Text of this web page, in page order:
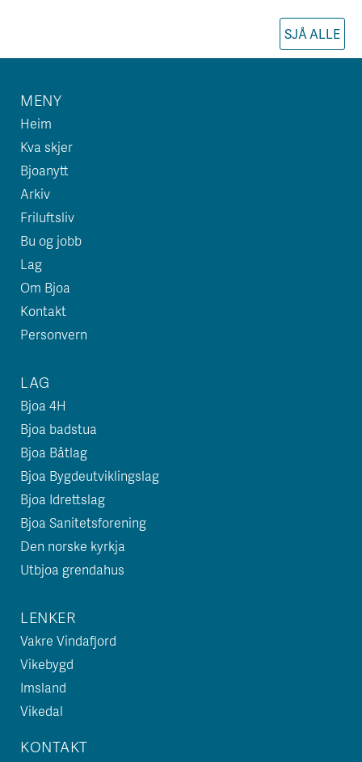
SJÅ ALLE
MENY
Heim
Kva skjer
Bjoanytt
Arkiv
Friluftsliv
Bu og jobb
Lag
Om Bjoa
Kontakt
Personvern
LAG
Bjoa 4H
Bjoa badstua
Bjoa Båtlag
Bjoa Bygdeutviklingslag
Bjoa Idrettslag
Bjoa Sanitetsforening
Den norske kyrkja
Utbjoa grendahus
LENKER
Vakre Vindafjord
Vikebygd
Imsland
Vikedal
KONTAKT